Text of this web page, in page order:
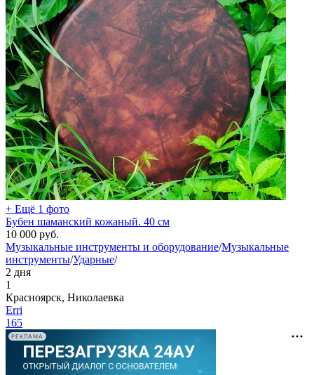
+ Ещё 1 фото
Бубен шаманский кожаный. 40 см
10 000 руб.
Музыкальные инструменты и оборудование/Музыкальные
инструменты/Ударные/
2 дня
1
Красноярск, Николаевка
Erri
165
РЕКЛАМА